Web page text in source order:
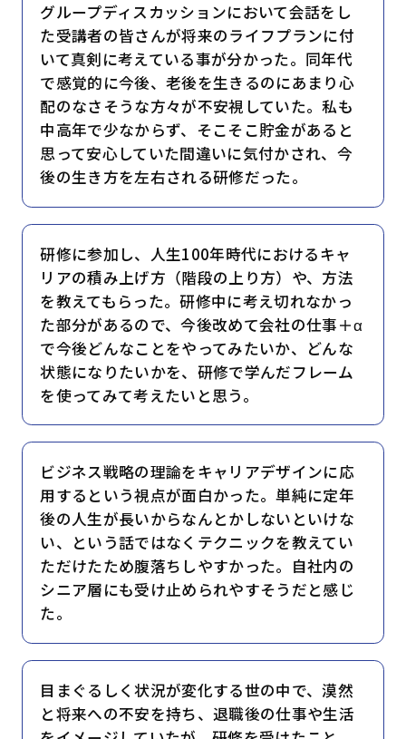
グループディスカッションにおいて会話をし
た受講者の皆さんが将来のライフプランに付
いて真剣に考えている事が分かった。同年代
で感覚的に今後、老後を生きるのにあまり心
配のなさそうな方々が不安視していた。私も
中高年で少なからず、そこそこ貯金があると
思って安心していた間違いに気付かされ、今
後の生き方を左右される研修だった。
研修に参加し、人生100年時代におけるキャ
リアの積み上げ方（階段の上り方）や、方法
を教えてもらった。研修中に考え切れなかっ
た部分があるので、今後改めて会社の仕事＋α
で今後どんなことをやってみたいか、どんな
状態になりたいかを、研修で学んだフレーム
を使ってみて考えたいと思う。
ビジネス戦略の理論をキャリアデザインに応
用するという視点が面白かった。単純に定年
後の人生が長いからなんとかしないといけな
い、という話ではなくテクニックを教えてい
ただけたため腹落ちしやすかった。自社内の
シニア層にも受け止められやすそうだと感じ
た。
目まぐるしく状況が変化する世の中で、漠然
と将来への不安を持ち、退職後の仕事や生活